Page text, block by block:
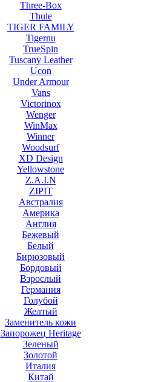
Three-Box
Thule
TIGER FAMILY
Tigernu
TrueSpin
Tuscany Leather
Ucon
Under Armour
Vans
Victorinox
Wenger
WinMax
Winner
Woodsurf
XD Design
Yellowstone
Z.A.I.N
ZIPIT
Австралия
Америка
Англия
Бежевый
Белый
Бирюзовый
Бордовый
Взрослый
Германия
Голубой
Желтый
Заменитель кожи
Запорожец Heritage
Зеленый
Золотой
Италия
Китай